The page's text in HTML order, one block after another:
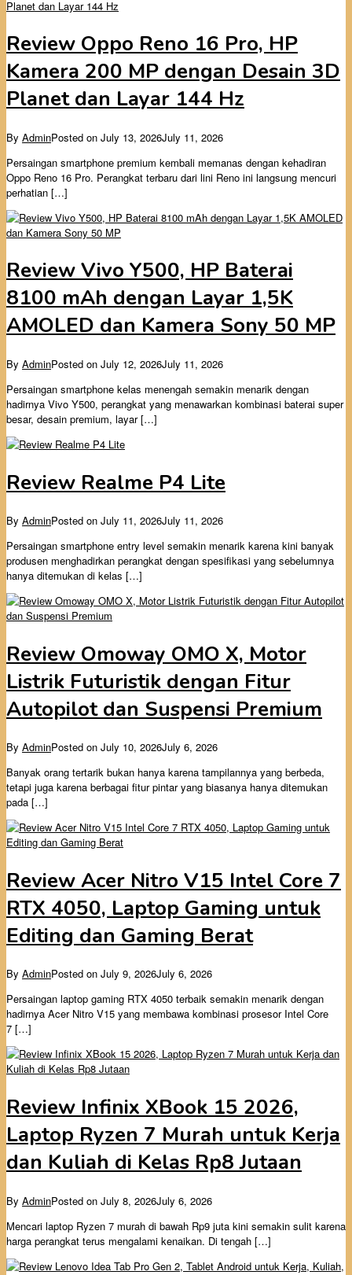
Review Oppo Reno 16 Pro, HP
Kamera 200 MP dengan Desain 3D
Planet dan Layar 144 Hz
By AdminPosted on July 13, 2026July 11, 2026
Persaingan smartphone premium kembali memanas dengan kehadiran
Oppo Reno 16 Pro. Perangkat terbaru dari lini Reno ini langsung mencuri
perhatian […]
Review Vivo Y500, HP Baterai
8100 mAh dengan Layar 1,5K
AMOLED dan Kamera Sony 50 MP
By AdminPosted on July 12, 2026July 11, 2026
Persaingan smartphone kelas menengah semakin menarik dengan
hadirnya Vivo Y500, perangkat yang menawarkan kombinasi baterai super
besar, desain premium, layar […]
Review Realme P4 Lite
By AdminPosted on July 11, 2026July 11, 2026
Persaingan smartphone entry level semakin menarik karena kini banyak
produsen menghadirkan perangkat dengan spesifikasi yang sebelumnya
hanya ditemukan di kelas […]
Review Omoway OMO X, Motor
Listrik Futuristik dengan Fitur
Autopilot dan Suspensi Premium
By AdminPosted on July 10, 2026July 6, 2026
Banyak orang tertarik bukan hanya karena tampilannya yang berbeda,
tetapi juga karena berbagai fitur pintar yang biasanya hanya ditemukan
pada […]
Review Acer Nitro V15 Intel Core 7
RTX 4050, Laptop Gaming untuk
Editing dan Gaming Berat
By AdminPosted on July 9, 2026July 6, 2026
Persaingan laptop gaming RTX 4050 terbaik semakin menarik dengan
hadirnya Acer Nitro V15 yang membawa kombinasi prosesor Intel Core
7 […]
Review Infinix XBook 15 2026,
Laptop Ryzen 7 Murah untuk Kerja
dan Kuliah di Kelas Rp8 Jutaan
By AdminPosted on July 8, 2026July 6, 2026
Mencari laptop Ryzen 7 murah di bawah Rp9 juta kini semakin sulit karena
harga perangkat terus mengalami kenaikan. Di tengah […]